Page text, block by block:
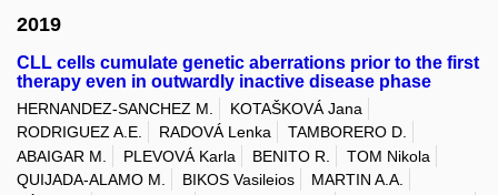
2019
CLL cells cumulate genetic aberrations prior to the first
therapy even in outwardly inactive disease phase
HERNANDEZ-SANCHEZ M.
KOTAŠKOVÁ Jana
RODRIGUEZ A.E.
RADOVÁ Lenka
TAMBORERO D.
ABAIGAR M.
PLEVOVÁ Karla BENITO R.
TOM Nikola
QUIJADA-ALAMO M.
BIKOS Vasileios
MARTIN A.A.